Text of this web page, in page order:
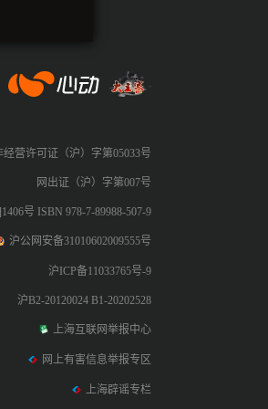
营许可证（沪）字第05033号
网出证（沪）字第007号
号 ISBN 978-7-89988-507-9
沪公网安备31010602009555号
沪ICP备11033765号-9
沪B2-20120024 B1-20202528
上海互联网举报中心
网上有害信息举报专区
上海辟谣专栏
心动网络